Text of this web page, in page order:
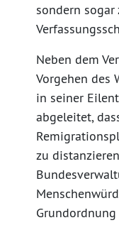
sondern
Neben dem
Vorgehen des
in seiner
abgeleitet,
zu